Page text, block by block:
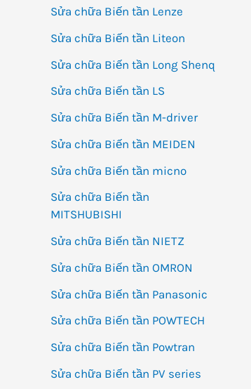
Sửa chữa Biến tần Lenze
Sửa chữa Biến tần Liteon
Sửa chữa Biến tần Long Shenq
Sửa chữa Biến tần LS
Sửa chữa Biến tần M-driver
Sửa chữa Biến tần MEIDEN
Sửa chữa Biến tần micno
Sửa chữa Biến tần
MITSHUBISHI
Sửa chữa Biến tần NIETZ
Sửa chữa Biến tần OMRON
Sửa chữa Biến tần Panasonic
Sửa chữa Biến tần POWTECH
Sửa chữa Biến tần Powtran
Sửa chữa Biến tần PV series